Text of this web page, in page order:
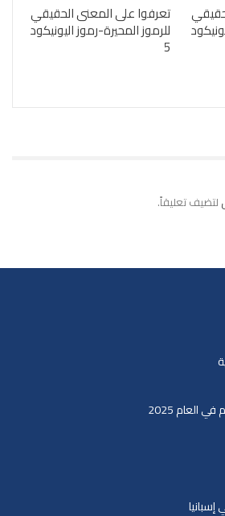
تعرفوا على المعنى الحقيقي
للرموز المحيرة-رموز اليونيكود
5
لتضيف تعليقاً.